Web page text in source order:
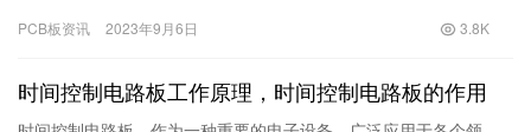
选择合适的…
PCB板资讯 2023年9月6日 3.8K
时间控制电路板工作原理，时间控制电路板的作用